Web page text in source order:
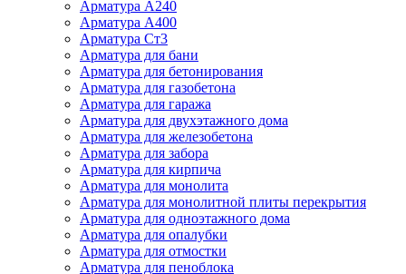
Арматура А240
Арматура А400
Арматура Ст3
Арматура для бани
Арматура для бетонирования
Арматура для газобетона
Арматура для гаража
Арматура для двухэтажного дома
Арматура для железобетона
Арматура для забора
Арматура для кирпича
Арматура для монолита
Арматура для монолитной плиты перекрытия
Арматура для одноэтажного дома
Арматура для опалубки
Арматура для отмостки
Арматура для пеноблока